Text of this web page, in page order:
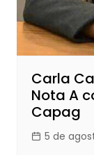
Carla
Nota A
Capag
5 de